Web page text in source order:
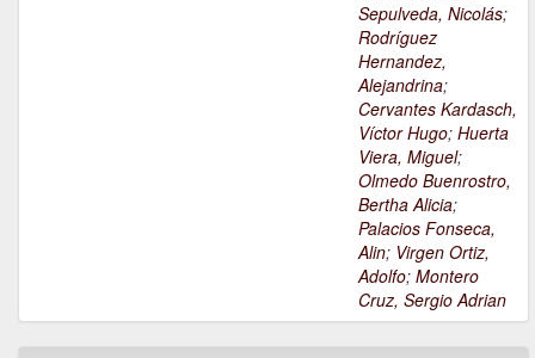
Sepulveda, Nicolás;
Rodríguez
Hernandez,
Alejandrina;
Cervantes Kardasch,
Víctor Hugo; Huerta
Viera, Miguel;
Olmedo Buenrostro,
Bertha Alicia;
Palacios Fonseca,
Alin; Virgen Ortiz,
Adolfo; Montero
Cruz, Sergio Adrian